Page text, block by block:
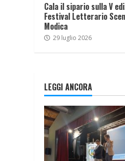
Cala il sipario sulla V
Festival Letterario
Modica
29 luglio 2026
LEGGI ANCORA